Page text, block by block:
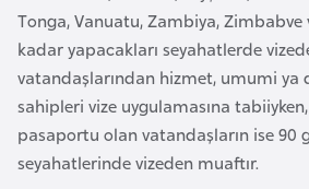
Tonga, Vanuatu, Zambiya, Zimbabve
kadar yapacakları seyahatlerde
vatandaşlarından hizmet, umumi ya
sahipleri vize uygulamasına
pasaportu olan vatandaşların ise 90
seyahatlerinde vizeden muaftır.
y
c
a
n
B